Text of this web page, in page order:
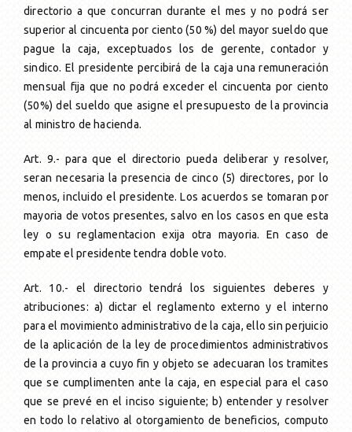
directorio a que concurran durante el mes y no podrá ser
superior al cincuenta por ciento (50 %) del mayor sueldo que
pague la caja, exceptuados los de gerente, contador y
sindico. El presidente percibirá de la caja una remuneración
mensual fija que no podrá exceder el cincuenta por ciento
(50%) del sueldo que asigne el presupuesto de la provincia
al ministro de hacienda.
Art. 9.- para que el directorio pueda deliberar y resolver,
seran necesaria la presencia de cinco (5) directores, por lo
menos, incluido el presidente. Los acuerdos se tomaran por
mayoria de votos presentes, salvo en los casos en que esta
ley o su reglamentacion exija otra mayoria. En caso de
empate el presidente tendra doble voto.
Art. 10.- el directorio tendrá los siguientes deberes y
atribuciones: a) dictar el reglamento externo y el interno
para el movimiento administrativo de la caja, ello sin perjuicio
de la aplicación de la ley de procedimientos administrativos
de la provincia a cuyo fin y objeto se adecuaran los tramites
que se cumplimenten ante la caja, en especial para el caso
que se prevé en el inciso siguiente; b) entender y resolver
en todo lo relativo al otorgamiento de beneficios, computo